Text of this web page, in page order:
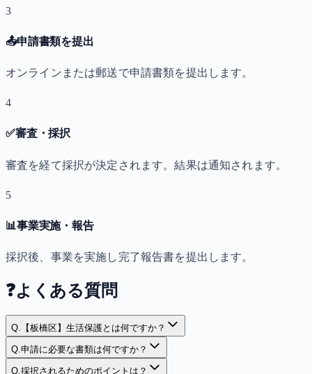
3
📤申請書類を提出
オンラインまたは郵送で申請書類を提出します。
4
✅審査・採択
審査を経て採択が決定されます。結果は通知されます。
5
📊事業実施・報告
採択後、事業を実施し完了報告書を提出します。
❓よくある質問
Q. 【板橋区】生活保護とは何ですか？
Q.申請に必要な書類は何ですか？
Q.採択されるためのポイントは？